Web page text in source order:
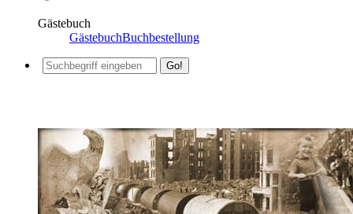
Gästebuch
GästebuchBuchbestellung